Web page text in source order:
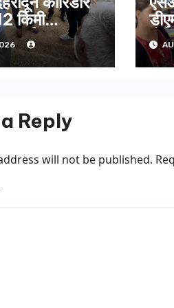
किमी
बाईपास का
निरीक्षण…
Reply
will not be published.